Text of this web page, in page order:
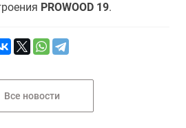
PROWOOD 19.
Все новости